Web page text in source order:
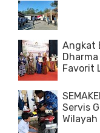
Angkat
Favorit
Servis